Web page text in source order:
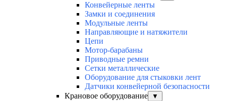
Конвейерные ленты
Замки и соединения
Модульные ленты
Направляющие и натяжители
Цепи
Мотор-барабаны
Приводные ремни
Сетки металлические
Оборудование для стыковки лент
Датчики конвейерной безопасности
Крановое оборудование
▼